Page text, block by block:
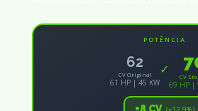
POTÊNCIA
62
CV Original
61 HP | 45 KW
✓
CV
69 HP |